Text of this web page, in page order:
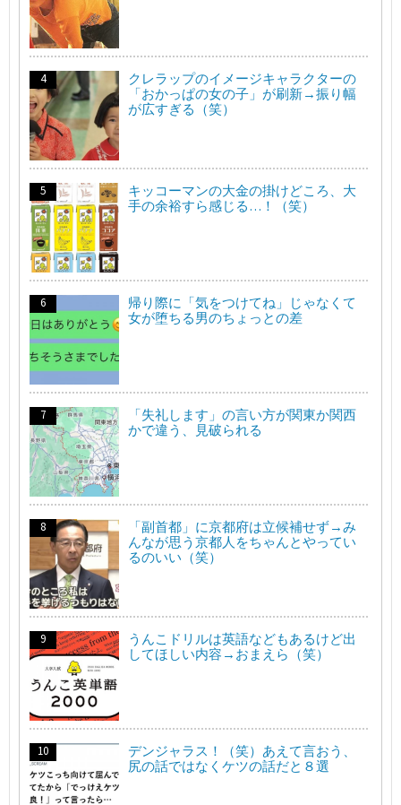
クレラップのイメージキャラクターの
「おかっぱの女の子」が刷新→振り幅
が広すぎる（笑）
キッコーマンの大金の掛けどころ、大
手の余裕すら感じる…！（笑）
帰り際に「気をつけてね」じゃなくて
女が堕ちる男のちょっとの差
「失礼します」の言い方が関東か関西
かで違う、見破られる
「副首都」に京都府は立候補せず→み
んなが思う京都人をちゃんとやってい
るのいい（笑）
うんこドリルは英語などもあるけど出
してほしい内容→おまえら（笑）
デンジャラス！（笑）あえて言おう、
尻の話ではなくケツの話だと８選